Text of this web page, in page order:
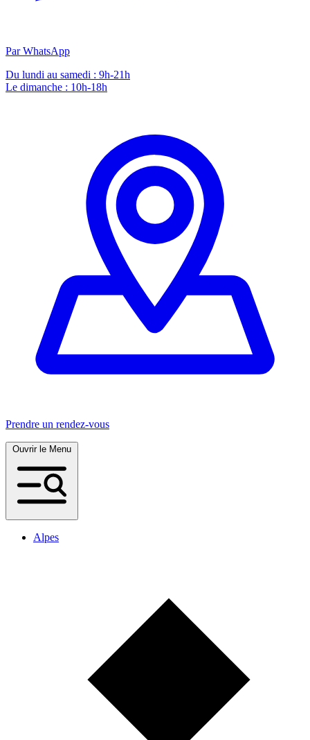
Par WhatsApp
Du lundi au samedi : 9h-21h
Le dimanche : 10h-18h
Prendre un rendez-vous
Alpes